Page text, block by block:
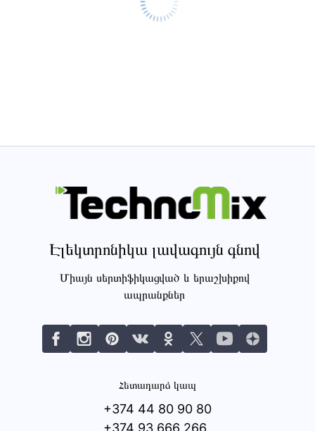
Էլեկտրոնիկա լավագույն գնով
Միայն սերտիֆիկացված և երաշխիքով
ապրանքներ
Հետադարձ կապ
+374 44 80 90 80